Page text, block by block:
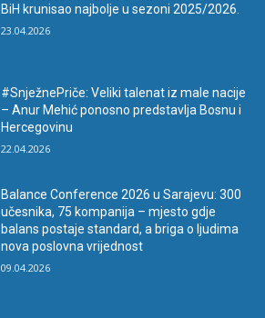
BiH krunisao najbolje u sezoni 2025/2026.
23.04.2026
#SnježnePriče: Veliki talenat iz male nacije
– Anur Mehić ponosno predstavlja Bosnu i
Hercegovinu
22.04.2026
Balance Conference 2026 u Sarajevu: 300
učesnika, 75 kompanija – mjesto gdje
balans postaje standard, a briga o ljudima
nova poslovna vrijednost
09.04.2026